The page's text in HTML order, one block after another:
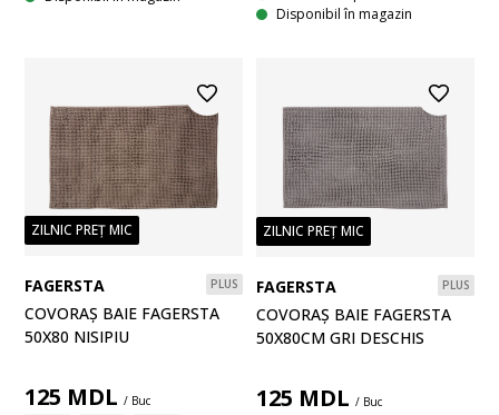
Disponibil în magazin
ZILNIC PREȚ MIC
FAGERSTA PLUS
COVORAȘ BAIE FAGERSTA
50X80 NISIPIU
125 MDL / Buc
ZILNIC PREȚ MIC
FAGERSTA PLUS
COVORAȘ BAIE FAGERSTA
50X80CM GRI DESCHIS
125 MDL / Buc